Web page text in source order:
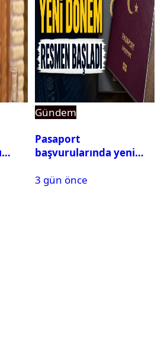
Gündem
Pasaport
başvurularında yeni
3 gün önce